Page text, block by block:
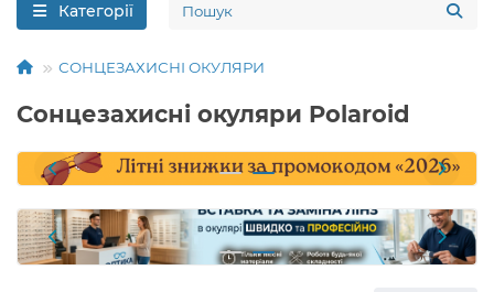
Категорії
СОНЦЕЗАХИСНІ ОКУЛЯРИ
Сонцезахисні окуляри Polaroid